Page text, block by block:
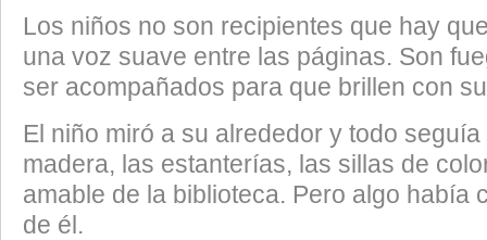
Los niños no son recipientes que hay
una voz suave entre las páginas. Son
ser acompañados para que brillen con
El niño miró a su alrededor y todo
madera, las estanterías, las sillas de
amable de la biblioteca. Pero algo había
de él.